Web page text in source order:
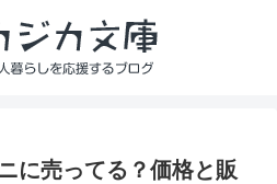
に売ってる？価格と販